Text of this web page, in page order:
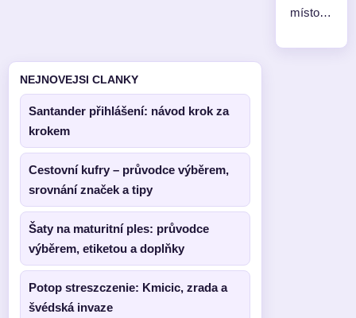
místo…
NEJNOVEJSI CLANKY
Santander přihlášení: návod krok za
krokem
Cestovní kufry – průvodce výběrem,
srovnání značek a tipy
Šaty na maturitní ples: průvodce
výběrem, etiketou a doplňky
Potop streszczenie: Kmicic, zrada a
švédská invaze